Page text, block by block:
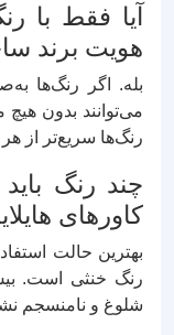
آیا فقط با
هویت برند
بله. اگر رنگ‌ها
می‌توانند بدون
رنگ‌ها سریع‌تر از
چند رنگ
کاورهای
بهترین حالت
رنگ خنثی است.
شلوغ و نامنسجم